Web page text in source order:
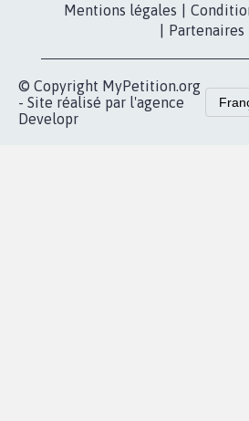
Mentions légales
Partenaires
© Copyright MyPetition.org
- Site réalisé par l'agence
Developr